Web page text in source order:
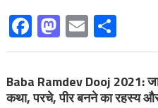
Facebook
Mastodon
EmailShare
Baba Ramdev Dooj 2021:
कथा, परचे, पीर बनने का रहस्य